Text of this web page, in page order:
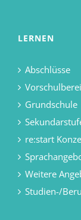
LERNEN
Abschlüsse
Grundschule
re:start
Weitere
Studien-/